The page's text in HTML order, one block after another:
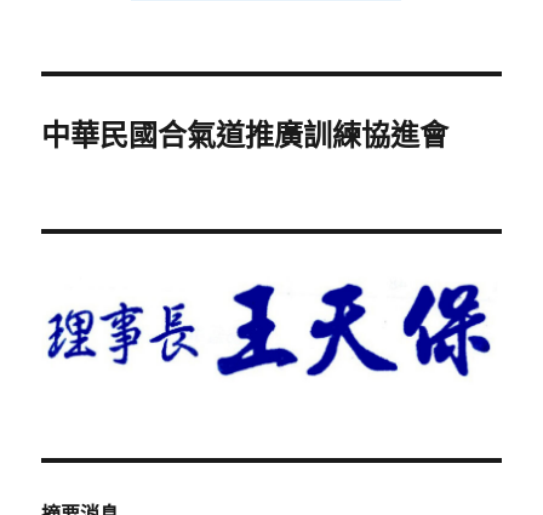
中華民國合氣道推廣訓練協進會